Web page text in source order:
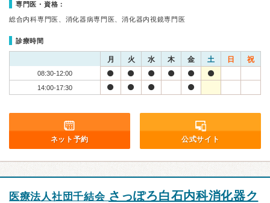
専門医・資格：
総合内科専門医、消化器病専門医、消化器内視鏡専門医
診療時間
月 火 水 木 金 土 日 祝
08:30-12:00
14:00-17:30
ネット予約 公式サイト
医療法人社団千結会 さっぽろ白石内科消化器ク